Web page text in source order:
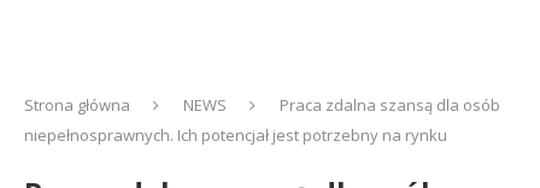
Strona główna NEWS
Praca zdalna szansą dla osób
niepełnosprawnych. Ich potencjał jest potrzebny na rynku